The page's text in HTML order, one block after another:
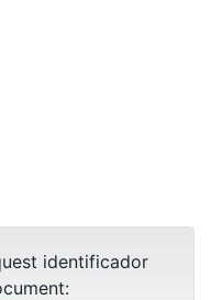
identificador